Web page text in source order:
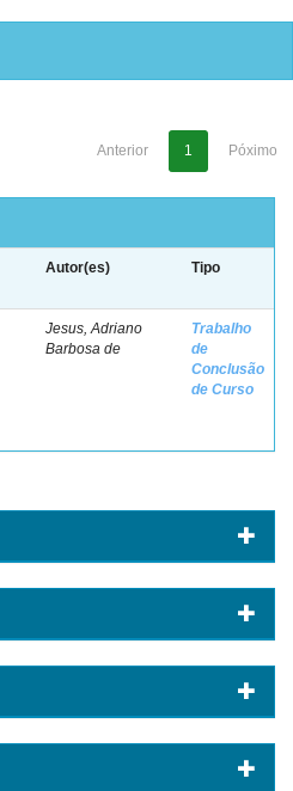
Anterior 1 Póximo
Autor(es) Tipo
Jesus, Adriano
Barbosa de
Trabalho
de
Conclusão
de Curso